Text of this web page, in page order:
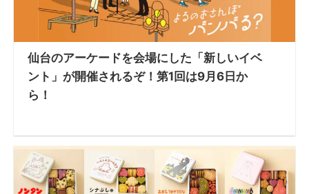
仙台のアーケードを会場にした「新しいイベ
ント」が開催されるぞ！第1回は9月6日か
ら！